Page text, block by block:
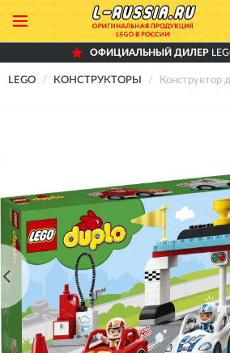
ОФИЦИАЛЬНЫЙ ДИЛЕР
LEGO КОНСТРУКТОРЫ